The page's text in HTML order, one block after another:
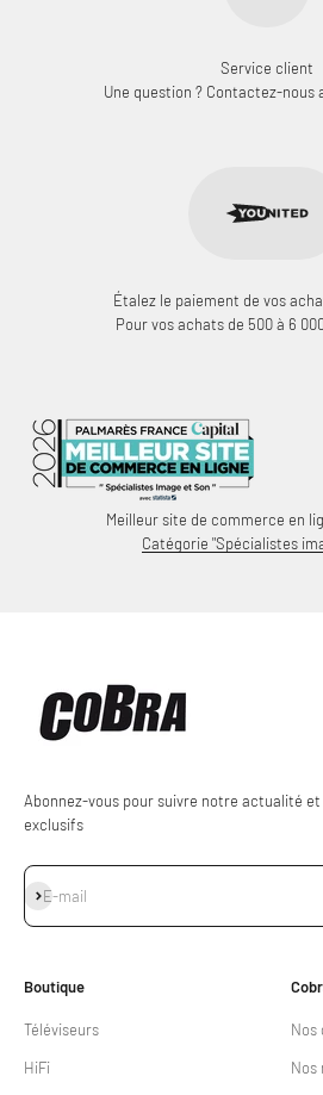
Service client
Une question ? Contactez-nous
Étalez le paiement de vos
Pour vos achats de 500 à 6
Meilleur site de commerce en
Catégorie "Spécialistes
Abonnez-vous pour suivre notre actualité
exclusifs
E-mail
S'inscrire
Boutique
Téléviseurs
HiFi
Nos
Nos